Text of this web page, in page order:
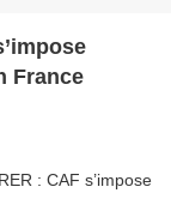
France